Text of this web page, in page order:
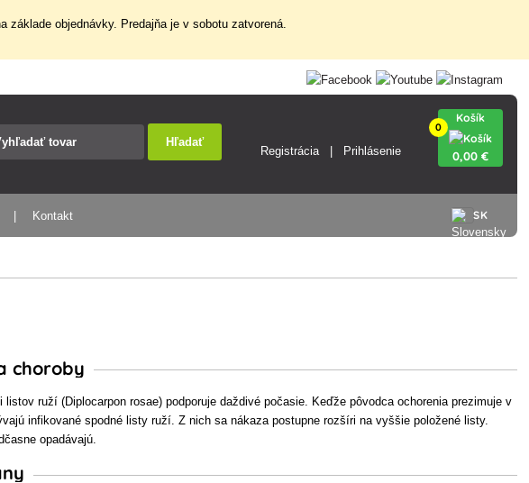
základe objednávky. Predajňa je v sobotu zatvorená.
Hľadať
Registrácia Prihlásenie
0
Košík
0,00 €
SK
Kontakt
choroby
ruží (Diplocarpon rosae) podporuje daždivé počasie. Keďže pôvodca ochorenia prezimuje v
infikované spodné listy ruží. Z nich sa nákaza postupne rozšíri na vyššie položené listy.
opadávajú.